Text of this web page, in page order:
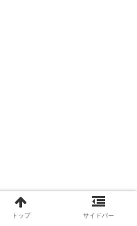
トップ サイドバー